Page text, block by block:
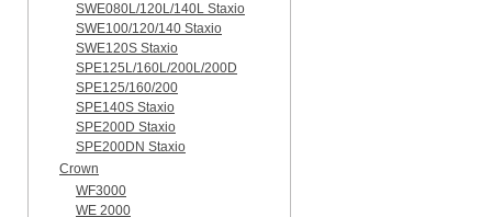
SWE080L/120L/140L Staxio
SWE100/120/140 Staxio
SWE120S Staxio
SPE125L/160L/200L/200D
SPE125/160/200
SPE140S Staxio
SPE200D Staxio
SPE200DN Staxio
Crown
WF3000
WE 2000